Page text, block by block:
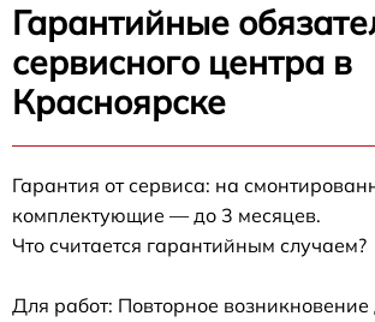
Гарантийные
сервисного центра в
Красноярске
Гарантия от сервиса: на
комплектующие — до 3 месяцев.
Что считается гарантийным случаем?
Для работ: Повторное возникновение